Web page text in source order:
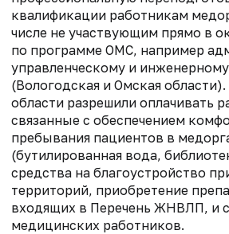
квалификации работникам
числе не участвующим прямо в
по программе ОМС, например
управленческому и
(Вологодская и Омская
области разрешили оплачивать
связанные с обеспечением
пребывания пациентов в
(бутилированная вода,
средства на благоустройство
территорий, приобретение
входящих в Перечень ЖНВЛП, и
медицинских работников.